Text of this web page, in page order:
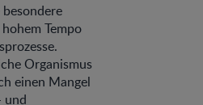
Tempo
Organismus
einen Mangel
und